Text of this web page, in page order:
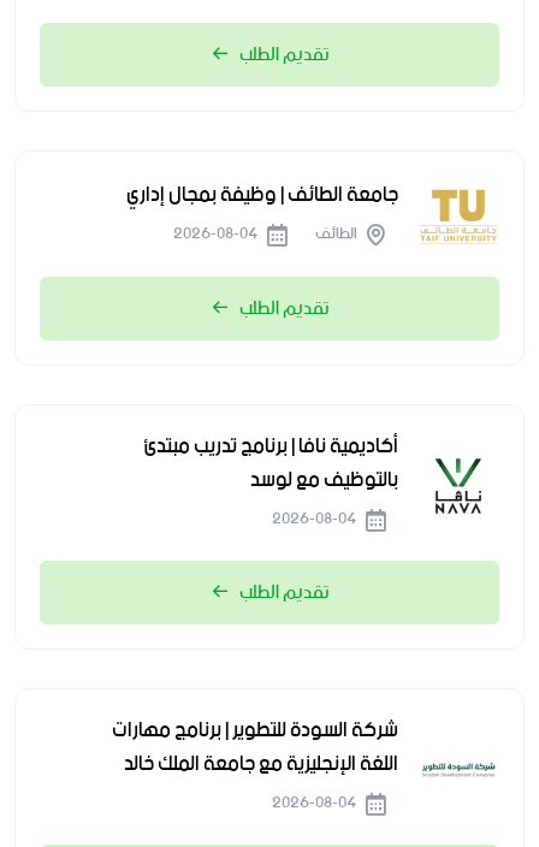
تقديم الطلب
جامعة الطائف | وظيفة بمجال إداري
الطائف
تقديم الطلب
أكاديمية نافا | برنامج تدريب مبتدئ
بالتوظيف مع لوسد
تقديم الطلب
شركة السودة للتطوير | برنامج مهارات
اللغة الإنجليزية مع جامعة الملك خالد